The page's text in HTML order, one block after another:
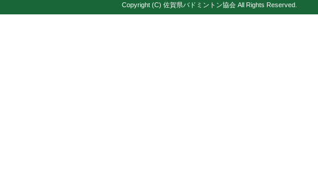
Copyright (C) 佐賀県バドミントン協会 All Rights Reserved.